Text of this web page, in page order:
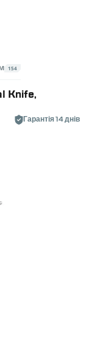
154
Knife,
Гарантія 14 днів